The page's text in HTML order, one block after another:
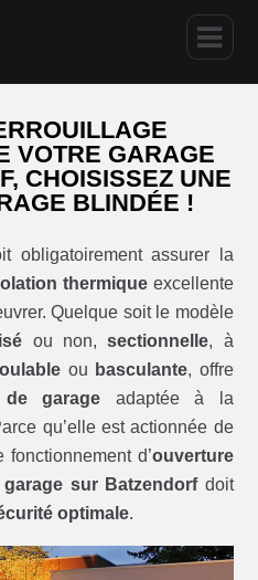
VOTRE GARAGE
CHOISISSEZ UNE
BLINDÉE !
obligatoirement assurer la
thermiqueexcellente
Quelque soit le modèle
ou non,sectionnelle, à
ou basculante, offre
garage adaptée à la
qu’elle est actionnée de
d’ouverture
sur Batzendorfdoit
optimale.